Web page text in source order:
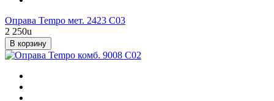
Оправа Tempo мет. 2423 С03
2 250u
В корзину